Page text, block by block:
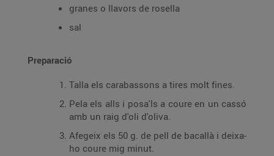
granes o llavors de rosella
sal
Preparació
Talla els carabassons a tires molt fines.
Pela els alls i posa'ls a coure en un cassó
amb un raig d'oli d'oliva.
Afegeix els 50 g. de pell de bacallà i deixa-
ho coure mig minut.